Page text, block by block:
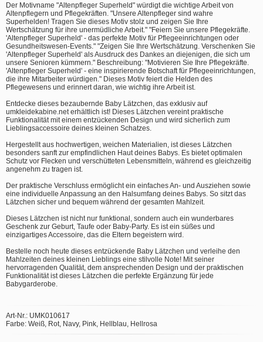
Der Motivname "Altenpfleger Superheld" würdigt die wichtige Arbeit von
Altenpflegern und Pflegekräften. "Unsere Altenpfleger sind wahre
Superhelden! Tragen Sie dieses Motiv stolz und zeigen Sie Ihre
Wertschätzung für ihre unermüdliche Arbeit." "Feiern Sie unsere Pflegekräfte.
'Altenpfleger Superheld' - das perfekte Motiv für Pflegeeinrichtungen oder
Gesundheitswesen-Events." "Zeigen Sie Ihre Wertschätzung. Verschenken Sie
'Altenpfleger Superheld' als Ausdruck des Dankes an diejenigen, die sich um
unsere Senioren kümmern." Beschreibung: "Motivieren Sie Ihre Pflegekräfte.
'Altenpfleger Superheld' - eine inspirierende Botschaft für Pflegeeinrichtungen,
die ihre Mitarbeiter würdigen." Dieses Motiv feiert die Helden des
Pflegewesens und erinnert daran, wie wichtig ihre Arbeit ist.
Entdecke dieses bezaubernde Baby Lätzchen, das exklusiv auf
umkleidekabine.net erhältlich ist! Dieses Lätzchen vereint praktische
Funktionalität mit einem entzückenden Design und wird sicherlich zum
Lieblingsaccessoire deines kleinen Schatzes.
Hergestellt aus hochwertigen, weichen Materialien, ist dieses Lätzchen
besonders sanft zur empfindlichen Haut deines Babys. Es bietet optimalen
Schutz vor Flecken und verschütteten Lebensmitteln, während es gleichzeitig
angenehm zu tragen ist.
Der praktische Verschluss ermöglicht ein einfaches An- und Ausziehen sowie
eine individuelle Anpassung an den Halsumfang deines Babys. So sitzt das
Lätzchen sicher und bequem während der gesamten Mahlzeit.
Dieses Lätzchen ist nicht nur funktional, sondern auch ein wunderbares
Geschenk zur Geburt, Taufe oder Baby-Party. Es ist ein süßes und
einzigartiges Accessoire, das die Eltern begeistern wird.
Bestelle noch heute dieses entzückende Baby Lätzchen und verleihe den
Mahlzeiten deines kleinen Lieblings eine stilvolle Note! Mit seiner
hervorragenden Qualität, dem ansprechenden Design und der praktischen
Funktionalität ist dieses Lätzchen die perfekte Ergänzung für jede
Babygarderobe.
Art-Nr.: UMK010617
Farbe: Weiß, Rot, Navy, Pink, Hellblau, Hellrosa